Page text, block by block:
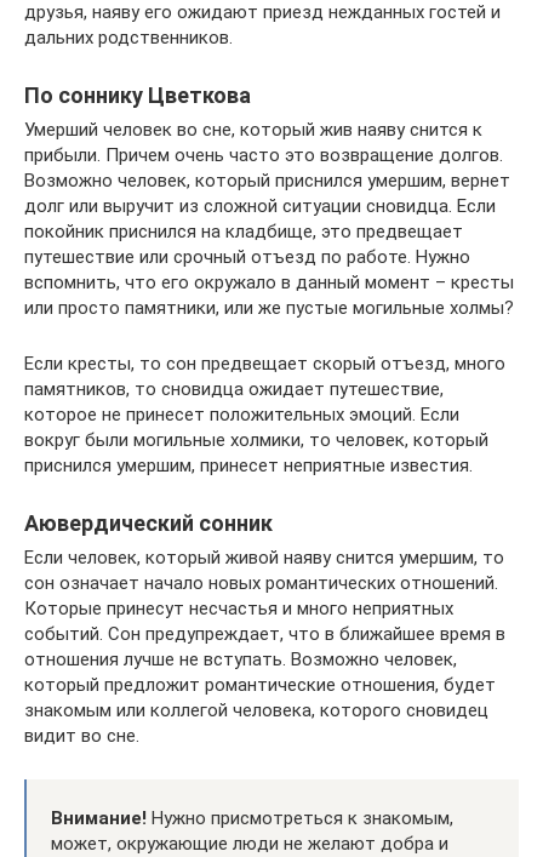
друзья, наяву его ожидают приезд нежданных гостей и
дальних родственников.
По соннику Цветкова
Умерший человек во сне, который жив наяву снится к
прибыли. Причем очень часто это возвращение долгов.
Возможно человек, который приснился умершим, вернет
долг или выручит из сложной ситуации сновидца. Если
покойник приснился на кладбище, это предвещает
путешествие или срочный отъезд по работе. Нужно
вспомнить, что его окружало в данный момент – кресты
или просто памятники, или же пустые могильные холмы?
Если кресты, то сон предвещает скорый отъезд, много
памятников, то сновидца ожидает путешествие,
которое не принесет положительных эмоций. Если
вокруг были могильные холмики, то человек, который
приснился умершим, принесет неприятные известия.
Аювердический сонник
Если человек, который живой наяву снится умершим, то
сон означает начало новых романтических отношений.
Которые принесут несчастья и много неприятных
событий. Сон предупреждает, что в ближайшее время в
отношения лучше не вступать. Возможно человек,
который предложит романтические отношения, будет
знакомым или коллегой человека, которого сновидец
видит во сне.
Внимание! Нужно присмотреться к знакомым,
может, окружающие люди не желают добра и